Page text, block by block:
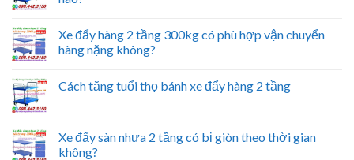
Xe đẩy hàng 2 tầng 300kg có phù hợp vận chuyển
hàng nặng không?
Cách tăng tuổi thọ bánh xe đẩy hàng 2 tầng
Xe đẩy sàn nhựa 2 tầng có bị giòn theo thời gian
không?